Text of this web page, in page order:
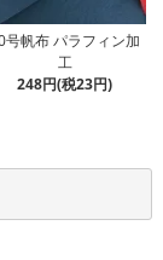
号帆布 パラフィン加
工
248円(税23円)